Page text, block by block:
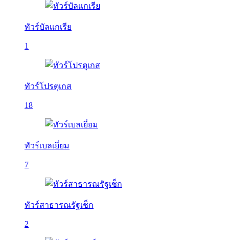
ทัวร์บัลเเกเรีย
1
ทัวร์โปรตุเกส
18
ทัวร์เบลเยี่ยม
7
ทัวร์สาธารณรัฐเช็ก
2